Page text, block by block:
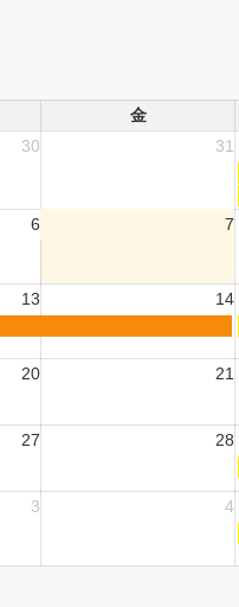
金
30 31
6 7
13 14
20 21
27 28
3 4